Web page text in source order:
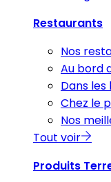
Restaurants
Nos
Au bord
Dans les
Chez le
Nos
Tout voir
Produits